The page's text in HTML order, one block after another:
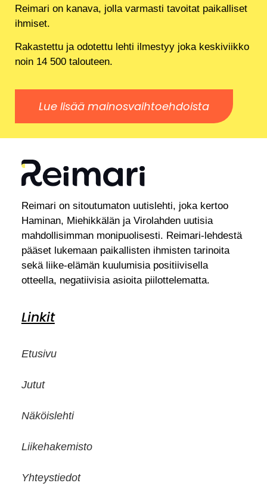
Reimari on kanava, jolla varmasti tavoitat paikalliset
ihmiset.
Rakastettu ja odotettu lehti ilmestyy joka keskiviikko
noin 14 500 talouteen.
Lue lisää mainosvaihtoehdoista
Reimari on sitoutumaton uutislehti, joka kertoo
Haminan, Miehikkälän ja Virolahden uutisia
mahdollisimman monipuolisesti. Reimari-lehdestä
pääset lukemaan paikallisten ihmisten tarinoita
sekä liike-elämän kuulumisia positiivisella
otteella, negatiivisia asioita piilottelematta.
Linkit
Etusivu
Jutut
Näköislehti
Liikehakemisto
Yhteystiedot